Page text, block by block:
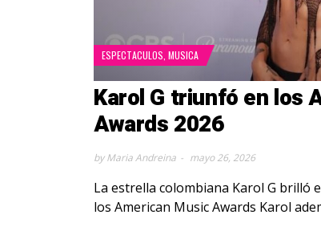
ESPECTACULOS MUSICA
Karol G triunfó en los
Awards 2026
by Maria Andreina mayo 26, 2026
La estrella colombiana Karol G brilló
los American Music Awards Karol